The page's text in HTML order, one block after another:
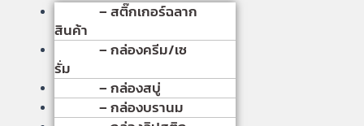
– สติ๊กเกอร์ฉลาก
สินค้า
– กล่องครีม/เซ
รั่ม
– กล่องสบู่
– กล่องบรานม